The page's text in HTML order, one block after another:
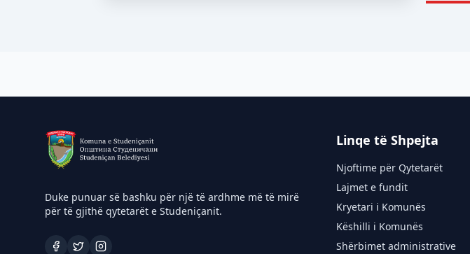
Duke punuar së bashku për një të ardhme më të mirë
për të gjithë qytetarët e Studeniçanit.
Linqe të Shpejta
Njoftime për Qytetarët
Lajmet e fundit
Kryetari i Komunës
Këshilli i Komunës
Shërbimet administrative